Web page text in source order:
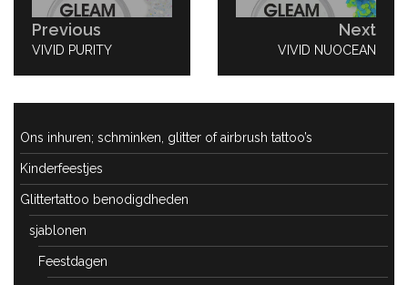
Previous
PREVIOUS
VIVID PURITY
Next
NEXT
VIVID NUOCEAN
Ons inhuren; schminken, glitter of airbrush tattoo’s
Kinderfeestjes
Glittertattoo benodigdheden
sjablonen
Feestdagen